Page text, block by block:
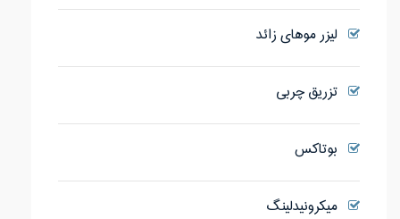
لیزر موهای زائد
تزریق چربی
بوتاکس
میکرونیدلینگ